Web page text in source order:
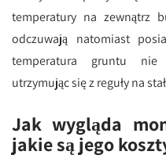
temperatury na zewnątrz
odczuwają natomiast
temperatura gruntu nie
utrzymując się z reguły na
Jak wygląda
jakie są jego